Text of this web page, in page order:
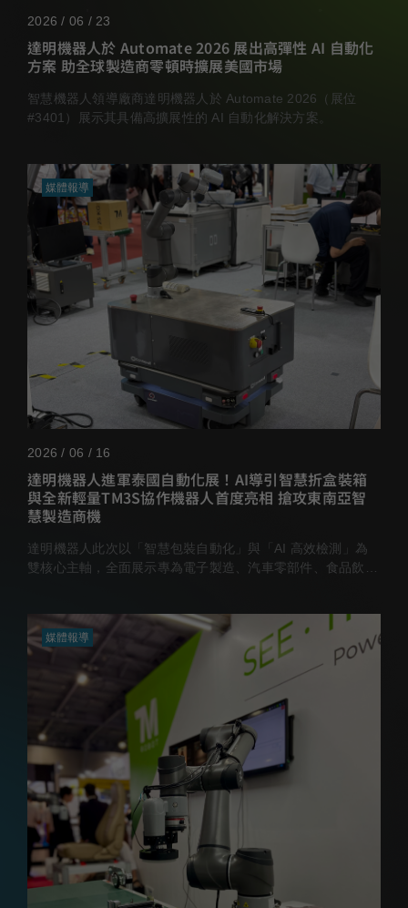
2026 / 06 / 23
達明機器人於 Automate 2026 展出高彈性 AI 自動化
方案 助全球製造商零頓時擴展美國市場
智慧機器人領導廠商達明機器人於 Automate 2026（展位
#3401）展示其具備高擴展性的 AI 自動化解決方案。
媒體報導
2026 / 06 / 16
達明機器人進軍泰國自動化展！AI導引智慧折盒裝箱
與全新輕量TM3S協作機器人首度亮相 搶攻東南亞智
慧製造商機
達明機器人此次以「智慧包裝自動化」與「AI 高效檢測」為
雙核心主軸，全面展示專為電子製造、汽車零部件、食品飲料
媒體報導